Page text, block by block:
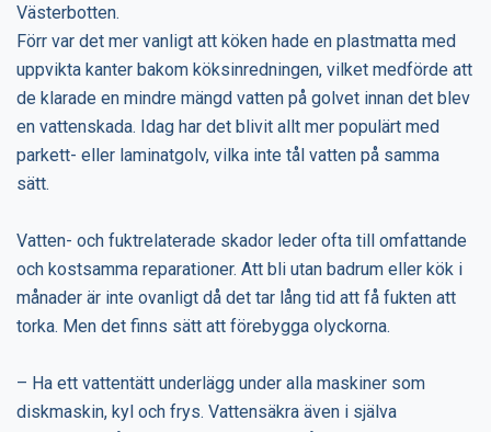
Västerbotten.
Förr var det mer vanligt att köken hade en plastmatta med
uppvikta kanter bakom köksinredningen, vilket medförde att
de klarade en mindre mängd vatten på golvet innan det blev
en vattenskada. Idag har det blivit allt mer populärt med
parkett- eller laminatgolv, vilka inte tål vatten på samma
sätt.
Vatten- och fuktrelaterade skador leder ofta till omfattande
och kostsamma reparationer. Att bli utan badrum eller kök i
månader är inte ovanligt då det tar lång tid att få fukten att
torka. Men det finns sätt att förebygga olyckorna.
– Ha ett vattentätt underlägg under alla maskiner som
diskmaskin, kyl och frys. Vattensäkra även i själva